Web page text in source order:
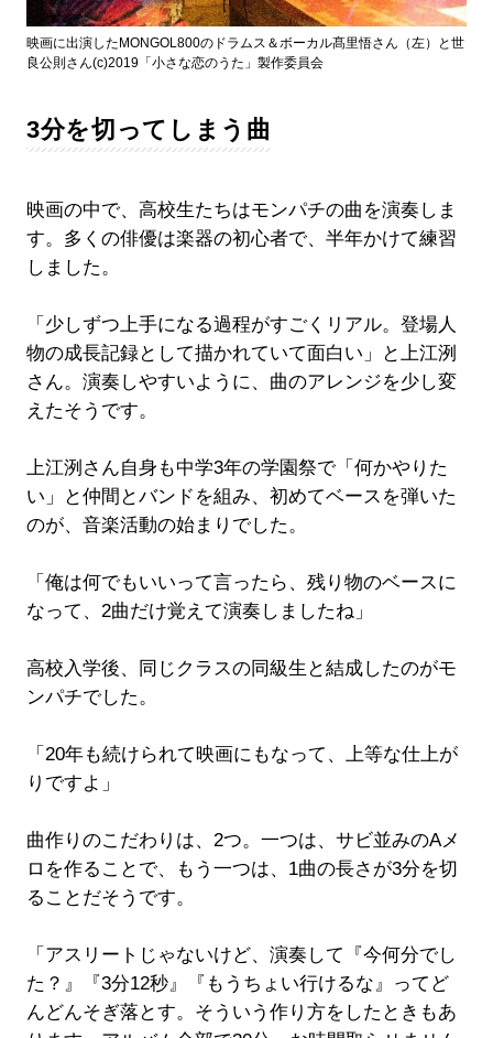
映画に出演したMONGOL800のドラムス＆ボーカル髙里悟さん（左）と世
良公則さん(c)2019「小さな恋のうた」製作委員会
3分を切ってしまう曲
映画の中で、高校生たちはモンパチの曲を演奏しま
す。多くの俳優は楽器の初心者で、半年かけて練習
しました。
「少しずつ上手になる過程がすごくリアル。登場人
物の成長記録として描かれていて面白い」と上江洌
さん。演奏しやすいように、曲のアレンジを少し変
えたそうです。
上江洌さん自身も中学3年の学園祭で「何かやりた
い」と仲間とバンドを組み、初めてベースを弾いた
のが、音楽活動の始まりでした。
「俺は何でもいいって言ったら、残り物のベースに
なって、2曲だけ覚えて演奏しましたね」
高校入学後、同じクラスの同級生と結成したのがモ
ンパチでした。
「20年も続けられて映画にもなって、上等な仕上が
りですよ」
曲作りのこだわりは、2つ。一つは、サビ並みのAメ
ロを作ることで、もう一つは、1曲の長さが3分を切
ることだそうです。
「アスリートじゃないけど、演奏して『今何分でし
た？』『3分12秒』『もうちょい行けるな』ってど
んどんそぎ落とす。そういう作り方をしたときもあ